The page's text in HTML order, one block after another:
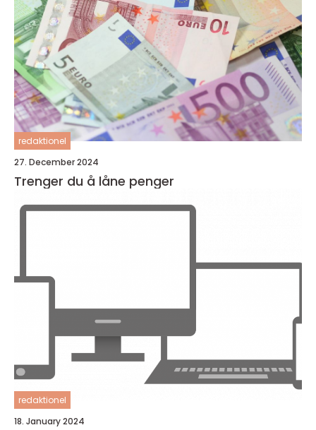
redaktionel
27. December 2024
Trenger du å låne penger
redaktionel
18. January 2024